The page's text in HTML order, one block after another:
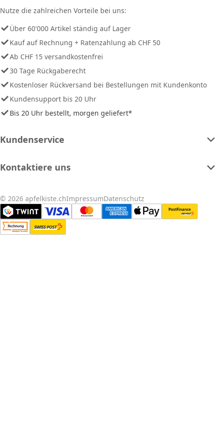
Nutze die zahlreichen Vorteile bei uns:
Über 60'000 Artikel ständig auf Lager
Kauf auf Rechnung + Ratenzahlung ab CHF 50
Ab CHF 15 versandkostenfrei
30 Tage Rückgaberecht
Kostenloser Rückversand bei Bestellungen mit Kundenkonto
Kundensupport bis 20 Uhr
Bis 20 Uhr bestellt, morgen geliefert*
Kundenservice
Kontaktiere uns
© 2026 apfelkiste.chImpressumDatenschutz